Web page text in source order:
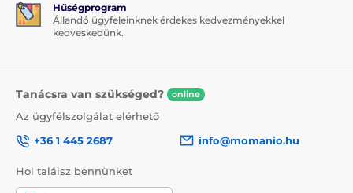
Hűségprogram
Állandó ügyfeleinknek érdekes kedvezményekkel
kedveskedünk.
Tanácsra van szükséged? online
Az ügyfélszolgálat elérhető
+36 1 445 2687
info@momanio.hu
Hol találsz bennünket